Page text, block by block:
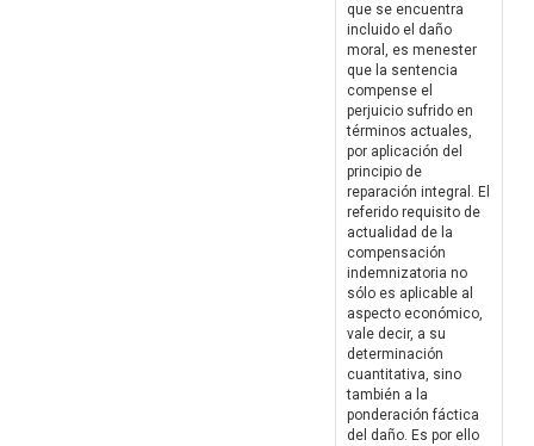
que se encuentra
incluido el daño
moral, es menester
que la sentencia
compense el
perjuicio sufrido en
términos actuales,
por aplicación del
principio de
reparación integral. El
referido requisito de
actualidad de la
compensación
indemnizatoria no
sólo es aplicable al
aspecto económico,
vale decir, a su
determinación
cuantitativa, sino
también a la
ponderación fáctica
del daño. Es por ello